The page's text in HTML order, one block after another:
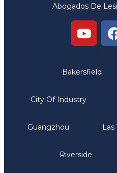
Abogados De
Bakersfield
City Of Industry
Guangzhou Las
Riverside